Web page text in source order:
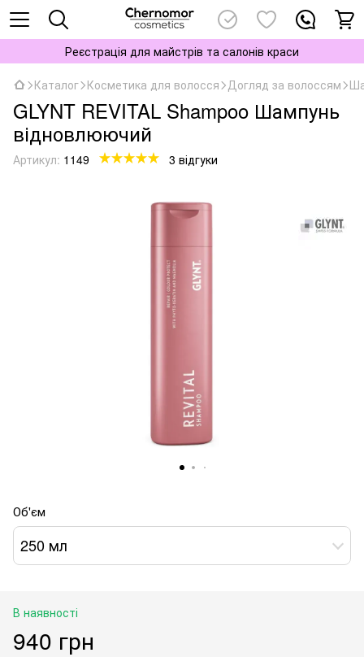
Реєстрація для майстрів та салонів краси
Каталог Косметика для волосся Догляд за волоссям
GLYNT REVITAL Shampoo Шампунь
відновлюючий
Артикул: 1149 3 відгуки
Об'єм
250 мл
В наявності
940 грн